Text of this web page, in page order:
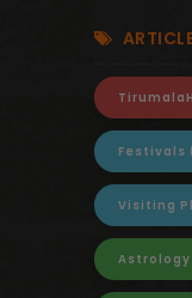
Festivals
Visiting
Astrology